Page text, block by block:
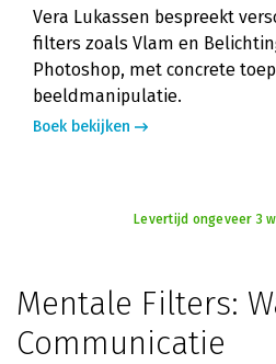
Vera Lukassen bespreekt
filters zoals Vlam en
Photoshop, met concrete
beeldmanipulatie.
Boek bekijken
Levertijd ongeveer 3
Mentale Filters:
Communicatie